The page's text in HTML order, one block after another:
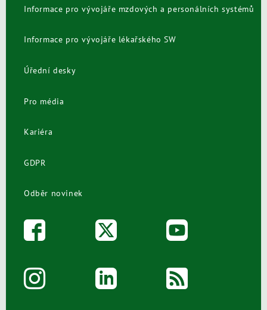
Informace pro vývojáře mzdových a personálních systémů
Informace pro vývojáře lékařského SW
Úřední desky
Pro média
Kariéra
GDPR
Odběr novinek